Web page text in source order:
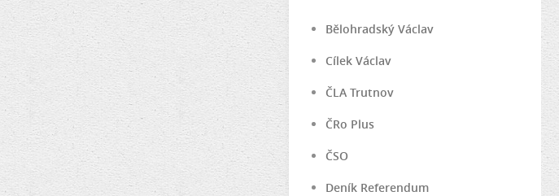
Bělohradský Václav
Cílek Václav
ČLA Trutnov
ČRo Plus
ČSO
Deník Referendum